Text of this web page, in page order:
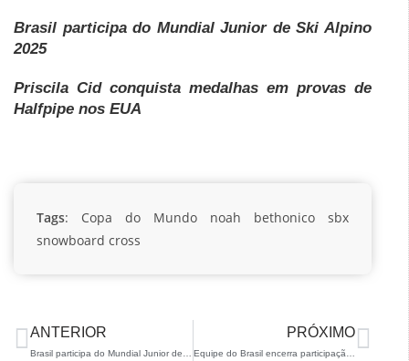
Brasil participa do Mundial Junior de Ski Alpino
2025
Priscila Cid conquista medalhas em provas de
Halfpipe nos EUA
Tags: Copa do Mundo noah bethonico
sbx
snowboard cross
ANTERIOR PRÓXIMO